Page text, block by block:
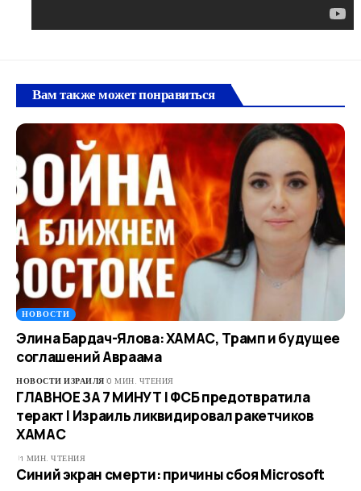
Вам также может понравиться
НОВОСТИ
Элина Бардач-Ялова: ХАМАС, Трамп и будущее
соглашений Авраама
НОВОСТИ ИЗРАИЛЯ 0 МИН. ЧТЕНИЯ
ГЛАВНОЕ ЗА 7 МИНУТ | ФСБ предотвратила
теракт | Израиль ликвидировал ракетчиков
ХАМАС
1 МИН. ЧТЕНИЯ
Синий экран смерти: причины сбоя Microsoft